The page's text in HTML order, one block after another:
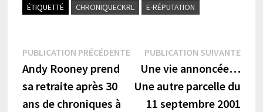
ÉTIQUETTÉ CHRONIQUECKRL E-RÉPUTATION
Navigation
de
l’article
PUBLICATION PRÉCÉDENTEPublication
précédente :
Andy Rooney prend
sa retraite après 30
ans de chroniques à
PUBLICATION SUIVANTE
Une vie annoncée…
Une autre parcelle du
11 septembre 2001